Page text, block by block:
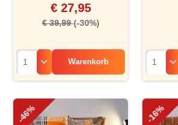
€ 27,95
€ 39,99(-30%)
Warenkorb
-46% -16%